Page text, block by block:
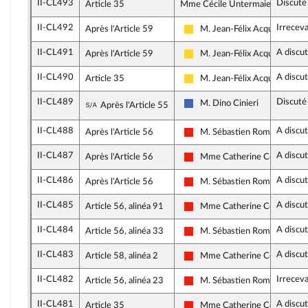
II-CL493 Article 35 Mme Cécile Untermaier, Discuté
II-CL492 Après l'Article 59
Libertés, Indépendants,
M. Jean-Félix Acquaviva
II-CL491 Après l'Article 59
Libertés, Indépendants,
M. Jean-Félix Acquaviva
A
II-CL490 Article 35
Libertés, Indépendants,
M. Jean-Félix Acquaviva
A
II-CL489 Sous-amendement de l'amendement
Après l'Article 55 Les Républicains
M. Dino Cinieri Discuté
II-CL488 Après l'Article 56
La France insoumise -
M. Sébastien Rome A
II-CL487 Après l'Article 56
La France insoumise -
Mme Catherine Couturier
A
II-CL486 Après l'Article 56
La France insoumise -
M. Sébastien Rome A
II-CL485 Article 56, alinéa 91
La France insoumise -
Mme Catherine Couturier
A
II-CL484 Article 56, alinéa 33
La France insoumise -
M. Sébastien Rome A
II-CL483 Article 58, alinéa 2
La France insoumise -
Mme Catherine Couturier
A
II-CL482 Article 56, alinéa 23
La France insoumise -
M. Sébastien Rome
II-CL481 Article 35 Mme Catherine Couturier
A